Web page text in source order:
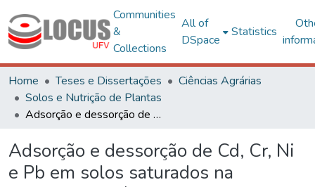
Communities
&
Collections
All of
DSpace
Statistics
Home Teses e Dissertações
Ciências Agrárias
Solos e Nutrição de Plantas
Adsorção e dessorção de Cd, Cr, Ni e Pb em solos saturados na capacidade máxima de adsorção destes metais pesados
Adsorção e dessorção de Cd, Cr, Ni
e Pb em solos saturados na